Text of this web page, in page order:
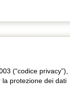
(“codice privacy”),
protezione dei dati